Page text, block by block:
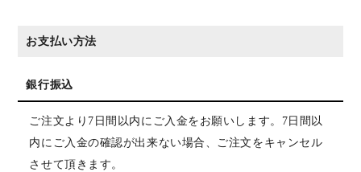
お支払い方法
銀行振込
ご注文より7日間以内にご入金をお願いします。7日間以
内にご入金の確認が出来ない場合、ご注文をキャンセル
させて頂きます。